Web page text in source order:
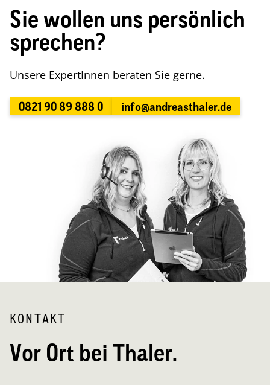
Sie wollen uns persönlich
sprechen?
Unsere ExpertInnen beraten Sie gerne.
0821 90 89 888 0 info@andreasthaler.de
KONTAKT
Vor Ort bei Thaler.